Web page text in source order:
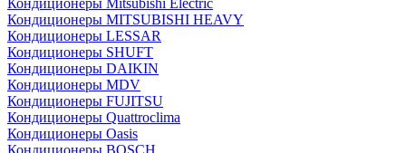
Кондиционеры Mitsubishi Electric
Кондиционеры MITSUBISHI HEAVY
Кондиционеры LESSAR
Кондиционеры SHUFT
Кондиционеры DAIKIN
Кондиционеры MDV
Кондиционеры FUJITSU
Кондиционеры Quattroclima
Кондиционеры Oasis
Кондиционеры BOSCH